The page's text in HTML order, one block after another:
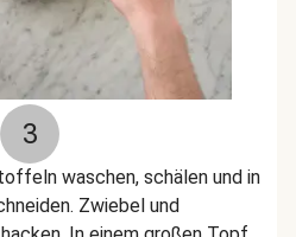
3
waschen, schälen und in
Zwiebel und